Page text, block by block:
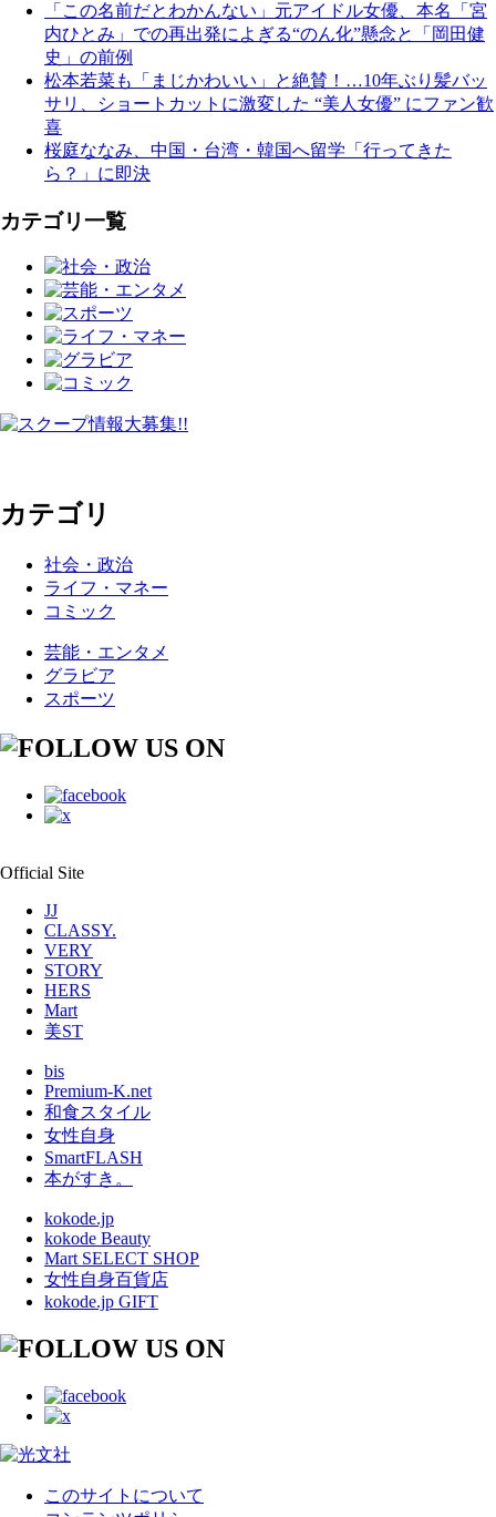
「この名前だとわかんない」元アイドル女優、本名「宮
内ひとみ」での再出発によぎる“のん化”懸念と「岡田健
史」の前例
松本若菜も「まじかわいい」と絶賛！…10年ぶり髪バッ
サリ、ショートカットに激変した “美人女優” にファン歓
喜
桜庭ななみ、中国・台湾・韓国へ留学「行ってきた
ら？」に即決
カテゴリ一覧
カテゴリ
社会・政治
ライフ・マネー
コミック
芸能・エンタメ
グラビア
スポーツ
Official Site
JJ
CLASSY.
VERY
STORY
HERS
Mart
美ST
bis
Premium-K.net
和食スタイル
女性自身
SmartFLASH
本がすき。
kokode.jp
kokode Beauty
Mart SELECT SHOP
女性自身百貨店
kokode.jp GIFT
このサイトについて